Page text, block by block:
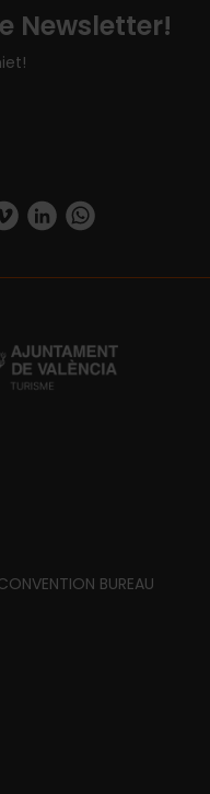
Newsletter!
visit_valencia/
user/
vimeo.com/
https://www.linkedin.com/company/turismo-valencia/https://api.whatsapp.com/send/
BUREAU